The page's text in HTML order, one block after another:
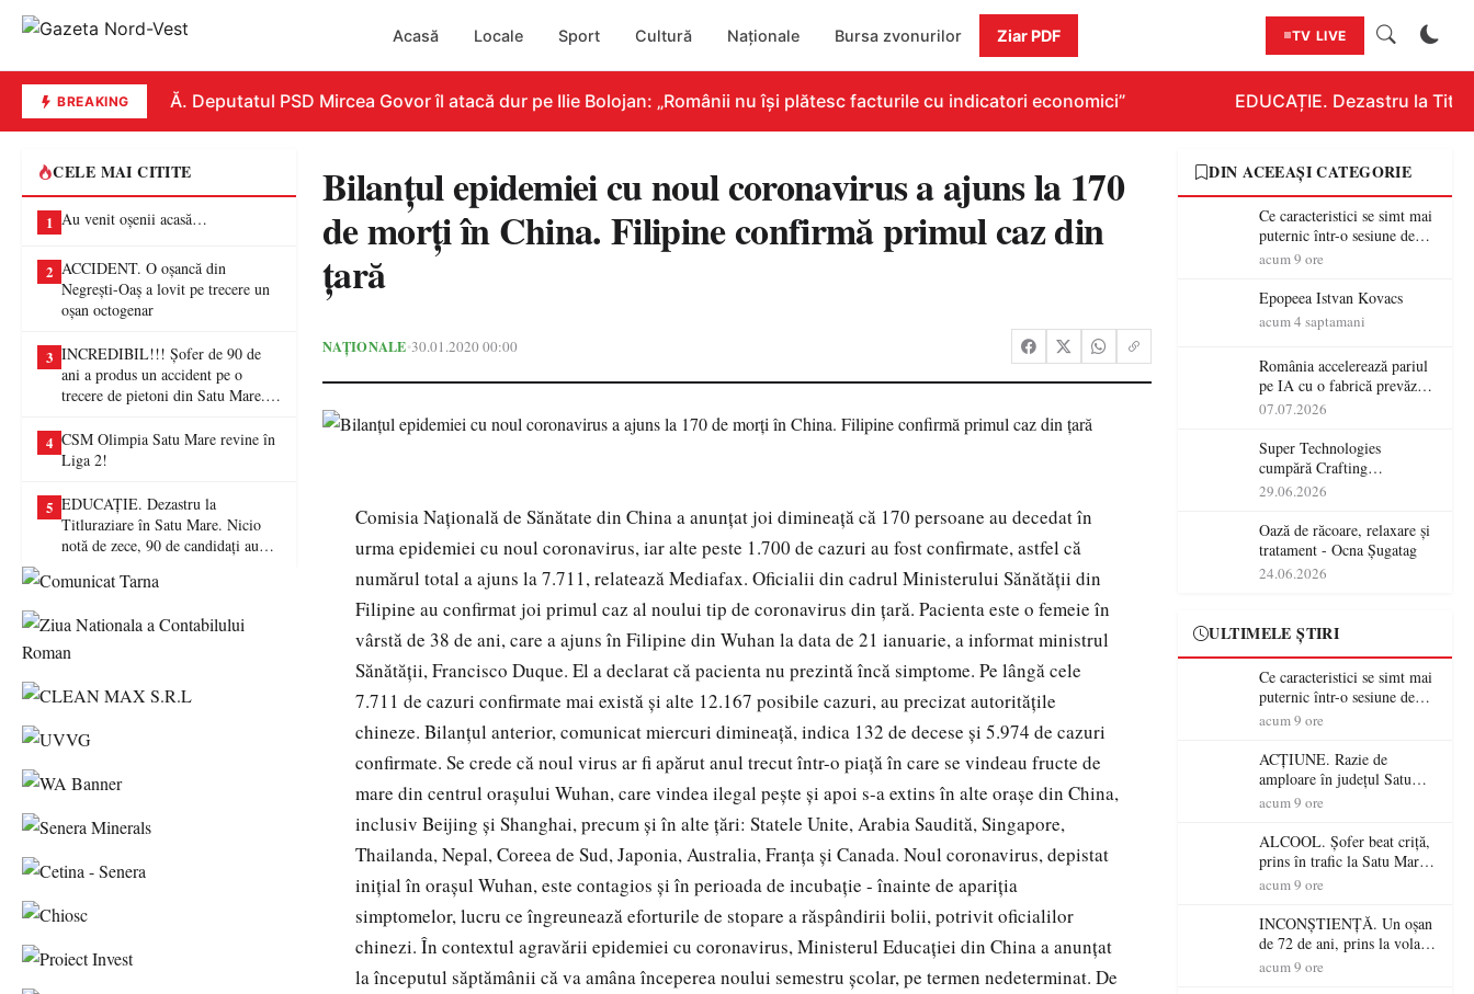
Acasă Locale Sport Cultură Naționale Bursa zvonurilor Ziar PDF TV LIVE
BREAKINGREPLICĂ. Deputatul PSD Mircea Govor îl atacă dur pe Ilie Bolojan: „Românii nu își plătesc facturile cu indicatori economici” EDUCAȚIE. Dezastru la
CELE MAI CITITE
1 Au venit oșenii acasă…
2 ACCIDENT. O oșancă din
Negrești-Oaș a lovit pe trecere un
oșan octogenar
3 INCREDIBIL!!! Șofer de 90 de
ani a produs un accident pe o
trecere de pietoni din Satu Mare. O
4 CSM Olimpia Satu Mare revine în
Liga 2!
5 EDUCAȚIE. Dezastru la
Titluraziare în Satu Mare. Nicio
notă de zece, 90 de candidați au
Bilanțul epidemiei cu noul coronavirus a ajuns la 170
de morți în China. Filipine confirmă primul caz din
țară
NAȚIONALE•30.01.2020 00:00
Comisia Națională de Sănătate din China a anunțat joi dimineață că 170 persoane au decedat în
urma epidemiei cu noul coronavirus, iar alte peste 1.700 de cazuri au fost confirmate, astfel că
numărul total a ajuns la 7.711, relatează Mediafax. Oficialii din cadrul Ministerului Sănătății din
Filipine au confirmat joi primul caz al noului tip de coronavirus din țară. Pacienta este o femeie în
vârstă de 38 de ani, care a ajuns în Filipine din Wuhan la data de 21 ianuarie, a informat ministrul
Sănătății, Francisco Duque. El a declarat că pacienta nu prezintă încă simptome. Pe lângă cele
7.711 de cazuri confirmate mai există și alte 12.167 posibile cazuri, au precizat autoritățile
chineze. Bilanțul anterior, comunicat miercuri dimineață, indica 132 de decese și 5.974 de cazuri
confirmate. Se crede că noul virus ar fi apărut anul trecut într-o piață în care se vindeau fructe de
mare din centrul orașului Wuhan, care vindea ilegal pește și apoi s-a extins în alte orașe din China,
inclusiv Beijing și Shanghai, precum și în alte țări: Statele Unite, Arabia Saudită, Singapore,
Thailanda, Nepal, Coreea de Sud, Japonia, Australia, Franța și Canada. Noul coronavirus, depistat
inițial în orașul Wuhan, este contagios și în perioada de incubație - înainte de apariția
simptomelor, lucru ce îngreunează eforturile de stopare a răspândirii bolii, potrivit oficialilor
chinezi. În contextul agravării epidemiei cu coronavirus, Ministerul Educației din China a anunțat
la începutul săptămânii că va amâna începerea noului semestru școlar, pe termen nedeterminat. De
DIN ACEEAȘI CATEGORIE
Ce caracteristici se simt mai
puternic într-o sesiune de
distracție la sloturi online:
RTP?
acum 9 ore
Epopeea Istvan Kovacs
acum 4 saptamani
România accelerează pariul
pe IA cu o fabrică prevăzută
pentru 2027
07.07.2026
Super Technologies
cumpără Crafting
Technologies și își extinde
România
29.06.2026
Oază de răcoare, relaxare și
tratament - Ocna Șugatag
24.06.2026
ULTIMELE ȘTIRI
Ce caracteristici se simt mai
puternic într-o sesiune de
distracție la sloturi online:
RTP?
acum 9 ore
ACȚIUNE. Razie de
amploare în județul Satu
Mare! Polițiștii au dat sute
șoferi fără permis într-o
singură zi
acum 9 ore
ALCOOL. Șofer beat criță,
prins în trafic la Satu Mare!
Alcoolemie uriașă
acum 9 ore
INCONȘTIENȚĂ. Un oșan
de 72 de ani, prins la volan
fără permis! Polițiștii l-au
acum 9 ore